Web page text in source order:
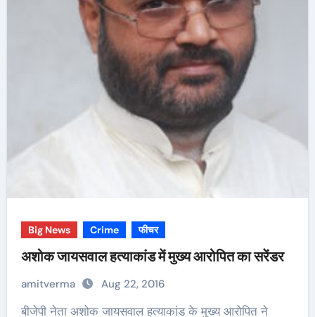
Big News Crime फीचर
अशोक जायसवाल हत्याकांड में मुख्य आरोपित का सरेंडर
amitverma Aug 22, 2016
बीजेपी नेता अशोक जायसवाल हत्याकांड के मुख्य आरोपित ने